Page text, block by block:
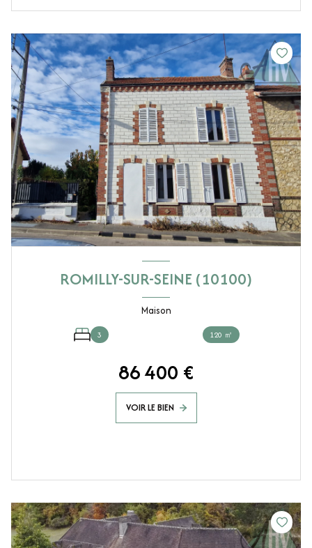
ROMILLY-SUR-SEINE (10100)
Maison
3 120 ㎡
86 400 €
VOIR LE BIEN